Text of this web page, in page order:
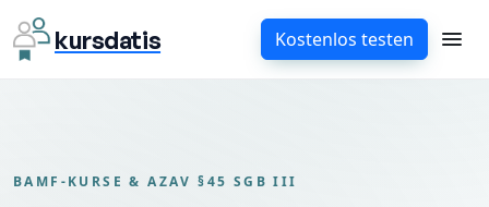
kursdatis Kostenlos testen
BAMF-KURSE & AZAV §45 SGB III